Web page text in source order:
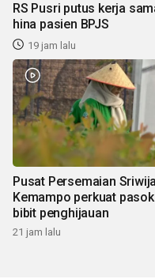
RS Pusri putus kerja
hina pasien BPJS
19 jam lalu
Pusat Persemaian
Kemampo perkuat
bibit penghijauan
21 jam lalu